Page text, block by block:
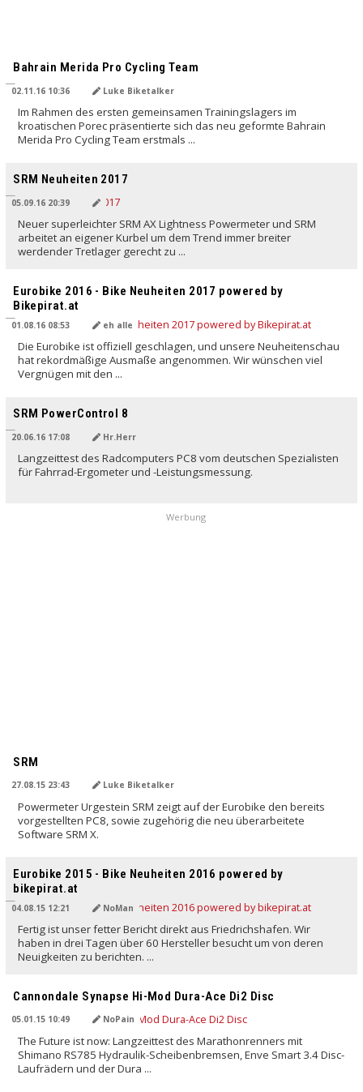
Bahrain Merida Pro Cycling Team
02.11.16 10:36 Luke Biketalker
Im Rahmen des ersten gemeinsamen Trainingslagers im
kroatischen Porec präsentierte sich das neu geformte Bahrain
Merida Pro Cycling Team erstmals ...
SRM Neuheiten 2017
05.09.16 20:39
Neuer superleichter SRM AX Lightness Powermeter und SRM
arbeitet an eigener Kurbel um dem Trend immer breiter
werdender Tretlager gerecht zu ...
Eurobike 2016 - Bike Neuheiten 2017 powered by
Bikepirat.at
01.08.16 08:53 eh alle
Die Eurobike ist offiziell geschlagen, und unsere Neuheitenschau
hat rekordmäßige Ausmaße angenommen. Wir wünschen viel
Vergnügen mit den ...
SRM PowerControl 8
20.06.16 17:08 Hr.Herr
Langzeittest des Radcomputers PC8 vom deutschen Spezialisten
für Fahrrad-Ergometer und -Leistungsmessung.
Werbung
SRM
27.08.15 23:43 Luke Biketalker
Powermeter Urgestein SRM zeigt auf der Eurobike den bereits
vorgestellten PC8, sowie zugehörig die neu überarbeitete
Software SRM X.
Eurobike 2015 - Bike Neuheiten 2016 powered by
bikepirat.at
04.08.15 12:21 NoMan
Fertig ist unser fetter Bericht direkt aus Friedrichshafen. Wir
haben in drei Tagen über 60 Hersteller besucht um von deren
Neuigkeiten zu berichten. ...
Cannondale Synapse Hi-Mod Dura-Ace Di2 Disc
05.01.15 10:49 NoPain
The Future ist now: Langzeittest des Marathonrenners mit
Shimano RS785 Hydraulik-Scheibenbremsen, Enve Smart 3.4 Disc-
Laufrädern und der Dura ...